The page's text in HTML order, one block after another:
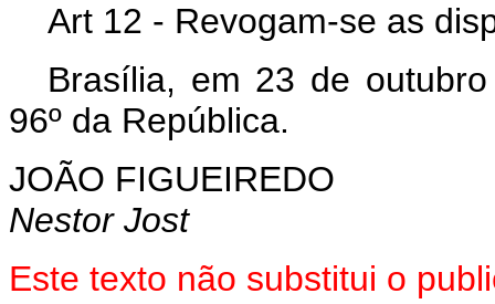
Art 12 - Revogam-se as
Brasília, em 23 de
96º da República.
JOÃO FIGUEIREDO
Nestor Jost
Este texto não substitui o